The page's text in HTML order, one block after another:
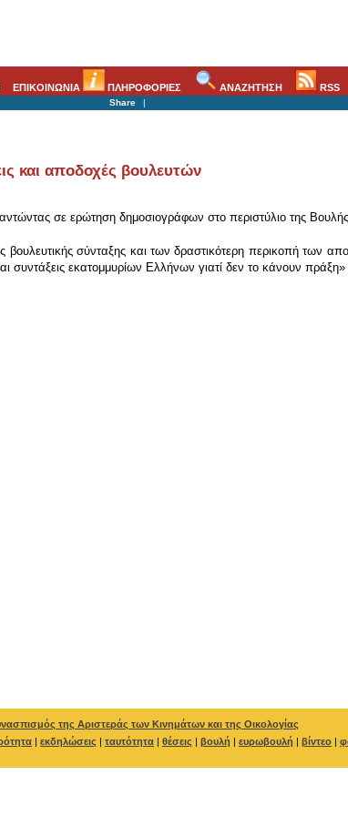
ΕΠΙΚΟΙΝΩΝΙΑ ΠΛΗΡΟΦΟΡΙΕΣ ΑΝΑΖΗΤΗΣΗ RSS
Share |
και αποδοχές βουλευτών
σε ερώτηση δημοσιογράφων στο περιστύλιο της Βουλής
βουλευτικής σύνταξης και των δραστικότερη περικοπή
εκατομμυρίων Ελλήνων γιατί δεν το κάνουν πράξη»
της Αριστεράς των Κινημάτων και της Οικολογίας
| εκδηλώσεις | ταυτότητα | θέσεις | βουλή | ευρωβουλή | βίντεο |